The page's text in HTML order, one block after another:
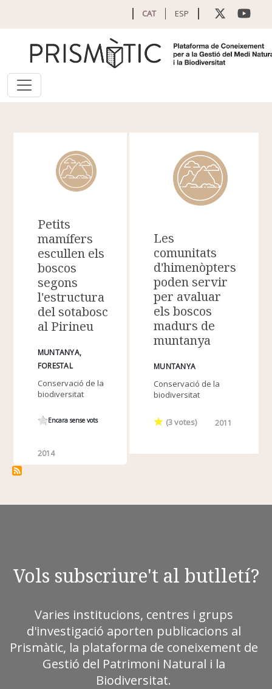
CAT ESP
Petits
mamífers
escullen els
boscos
segons
l'estructura
del sotabosc
al Pirineu
MUNTANYA
FORESTAL
Conservació de la
biodiversitat
Encara sense vots
2014
Les
comunitats
d'himenòpters
poden servir
per avaluar
els boscos
madurs de
muntanya
MUNTANYA
Conservació de la
biodiversitat
(3votes) 2011
Vols subscriure't al butlletí?
Varies institucions, centres i grups
d'investigació aporten publicacions al
Prismàtic, la plataforma de coneixement de
Gestió del Patrimoni Natural i la
Biodiversitat.